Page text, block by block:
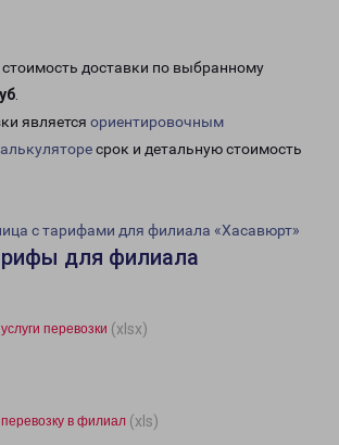
доставки по выбранному
.
является ориентировочным
срок и детальную стоимость
с тарифами для филиала «Хасавюрт»
для филиала
перевозки (xlsx)
в филиал (xls)